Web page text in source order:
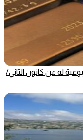
له من كانون الثاني/